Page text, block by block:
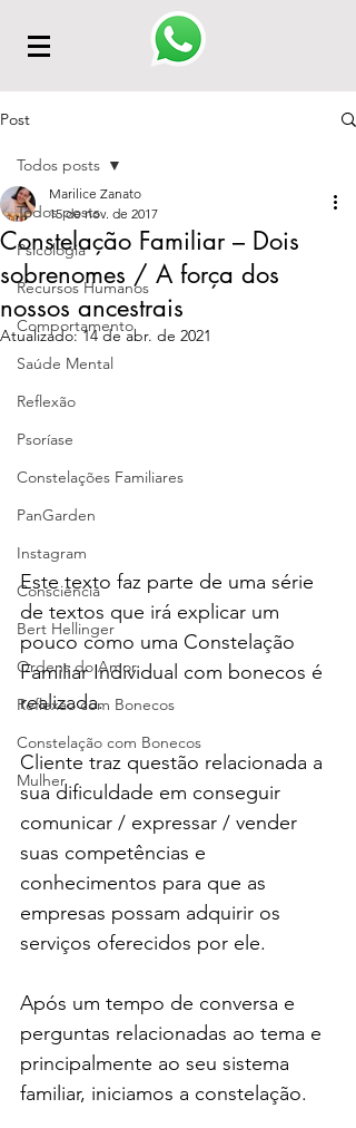
Post
Todos posts
Psicologia
Recursos Humanos
Comportamento
Saúde Mental
Reflexão
Psoríase
Constelações Familiares
PanGarden
Instagram
Consciência
Bert Hellinger
Ordens do Amor
Reflexão com Bonecos
Constelação com Bonecos
Mulher
Todos posts
Constelação Familiar – Dois
sobrenomes / A força dos
nossos ancestrais
Marilice Zanato
15 de nov. de 2017
Atualizado:14 de abr. de 2021
Este texto faz parte de uma série
de textos que irá explicar um
pouco como uma Constelação
Familiar Individual com bonecos é
realizada.
Cliente traz questão relacionada a
sua dificuldade em conseguir
comunicar / expressar / vender
suas competências e
conhecimentos para que as
empresas possam adquirir os
serviços oferecidos por ele.
Após um tempo de conversa e
perguntas relacionadas ao tema e
principalmente ao seu sistema
familiar, iniciamos a constelação.